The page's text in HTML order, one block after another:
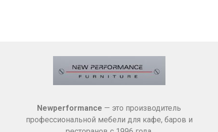
Newperformance — это производитель
профессиональной мебели для кафе, баров и